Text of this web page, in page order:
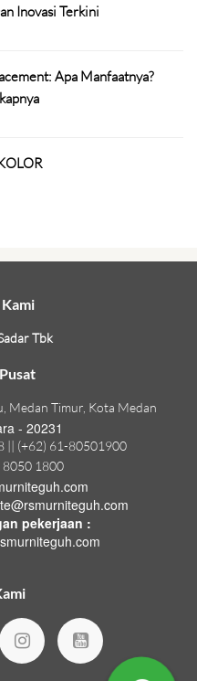
Inovasi Terkini
Apa Manfaatnya?
Tbk
Medan Timur, Kota Medan
- 20231
|| (+62) 61-80501900
8050 1800
pekerjaan :